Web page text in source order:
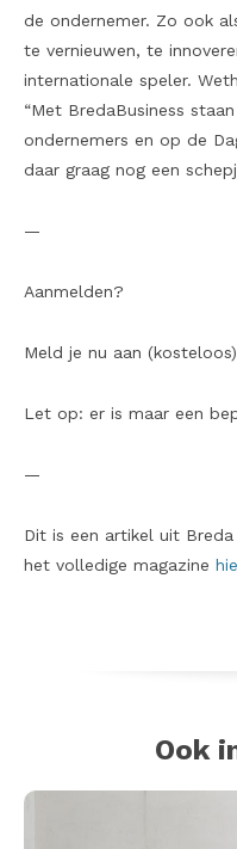
de ondernemer. Zo ook
te vernieuwen, te
internationale speler.
“Met BredaBusiness
ondernemers en op de
daar graag nog een
—
Aanmelden?
Meld je nu aan
Let op: er is maar een
—
Dit is een artikel uit
het volledige magazine
Ook